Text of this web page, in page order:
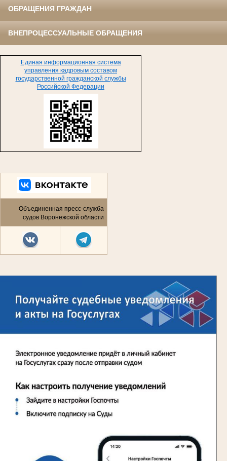
ОБРАЩЕНИЯ ГРАЖДАН
ВНЕПРОЦЕССУАЛЬНЫЕ ОБРАЩЕНИЯ
Единая информационная система
управления кадровым составом
государственной гражданской службы
Российской Федерации
Объединенная пресс-служба
судов Воронежской области